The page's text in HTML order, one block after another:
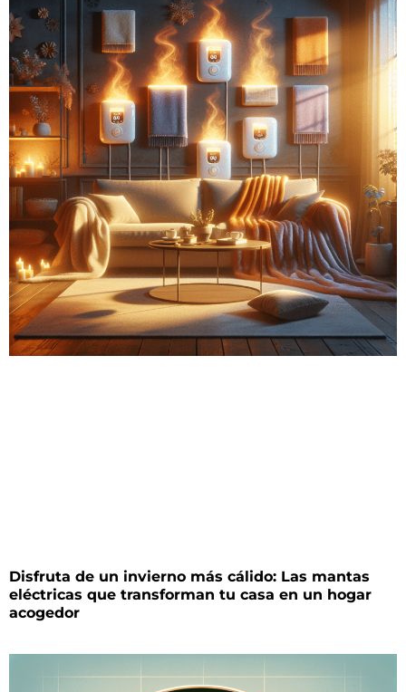
Disfruta de un invierno más cálido: Las mantas
eléctricas que transforman tu casa en un hogar
acogedor